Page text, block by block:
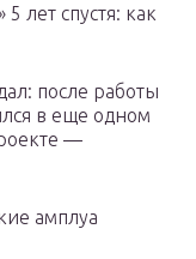
лет спустя: как
после работы
в еще одном
—
амплуа